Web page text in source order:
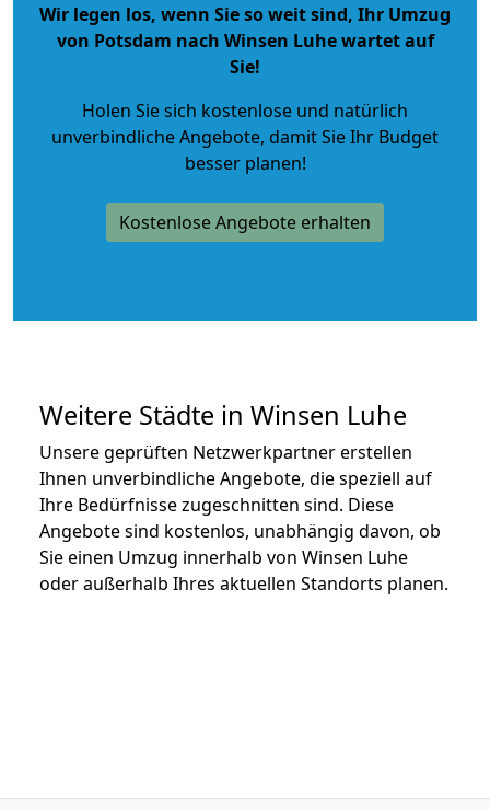
Wir legen los, wenn Sie so weit sind, Ihr Umzug
von Potsdam nach Winsen Luhe wartet auf
Sie!
Holen Sie sich kostenlose und natürlich
unverbindliche Angebote, damit Sie Ihr Budget
besser planen!
Kostenlose Angebote erhalten
Weitere Städte in Winsen Luhe
Unsere geprüften Netzwerkpartner erstellen
Ihnen unverbindliche Angebote, die speziell auf
Ihre Bedürfnisse zugeschnitten sind. Diese
Angebote sind kostenlos, unabhängig davon, ob
Sie einen Umzug innerhalb von Winsen Luhe
oder außerhalb Ihres aktuellen Standorts planen.